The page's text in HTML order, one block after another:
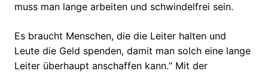
muss man lange arbeiten und schwindelfrei sein.
Es braucht Menschen, die die Leiter halten und
Leute die Geld spenden, damit man solch eine lange
Leiter überhaupt anschaffen kann.“ Mit der